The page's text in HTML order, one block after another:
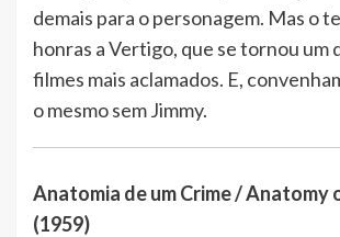
demais para o personagem. Mas o
honras a Vertigo, que se tornou um
filmes mais aclamados. E,
o mesmo sem Jimmy.
Anatomia de um Crime / Anatomy
(1959)